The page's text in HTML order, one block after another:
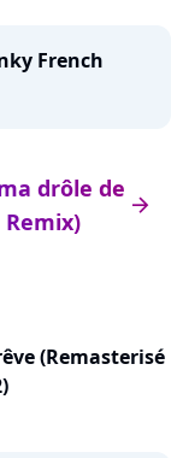
French
arrow_right
drôle de
(Remasterisé